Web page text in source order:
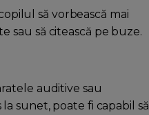
să vorbească mai
sau să citească pe buze.
auditive sau
sunet, poate fi capabil să